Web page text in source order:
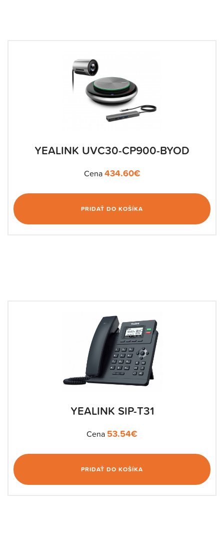
YEALINK UVC30-CP900-BYOD
Cena434.60€
PRIDAŤ DO KOŠÍKA
YEALINK SIP-T31
Cena 53.54€
PRIDAŤ DO KOŠÍKA